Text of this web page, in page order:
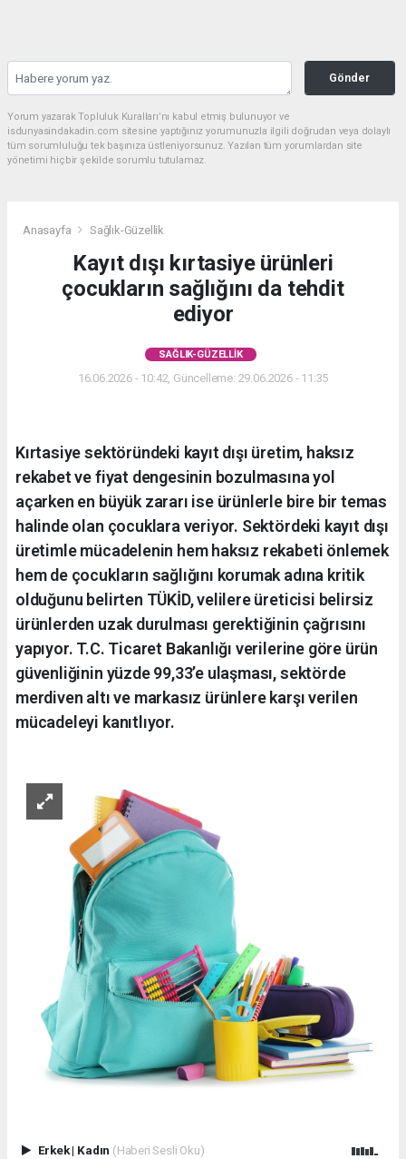
Gönder
Yorum yazarak Topluluk Kuralları’nı kabul etmiş bulunuyor ve
isdunyasindakadin.com sitesine yaptığınız yorumunuzla ilgili doğrudan veya dolaylı
tüm sorumluluğu tek başınıza üstleniyorsunuz. Yazılan tüm yorumlardan site
yönetimi hiçbir şekilde sorumlu tutulamaz.
Anasayfa Sağlık-Güzellik
Kayıt dışı kırtasiye ürünleri
çocukların sağlığını da tehdit
ediyor
SAĞLIK-GÜZELLIK
16.06.2026 - 10:42, Güncelleme: 29.06.2026 - 11:35
Kırtasiye sektöründeki kayıt dışı üretim, haksız
rekabet ve fiyat dengesinin bozulmasına yol
açarken en büyük zararı ise ürünlerle bire bir temas
halinde olan çocuklara veriyor. Sektördeki kayıt dışı
üretimle mücadelenin hem haksız rekabeti önlemek
hem de çocukların sağlığını korumak adına kritik
olduğunu belirten TÜKİD, velilere üreticisi belirsiz
ürünlerden uzak durulması gerektiğinin çağrısını
yapıyor. T.C. Ticaret Bakanlığı verilerine göre ürün
güvenliğinin yüzde 99,33’e ulaşması, sektörde
merdiven altı ve markasız ürünlere karşı verilen
mücadeleyi kanıtlıyor.
Erkek| Kadın (Haberi Sesli Oku)